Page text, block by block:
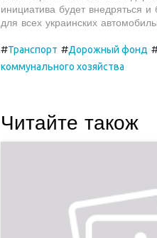
инициатива будет внедряться
для всех украинских
#Транспорт #Дорожный фонд
коммунального хозяйства
Читайте також